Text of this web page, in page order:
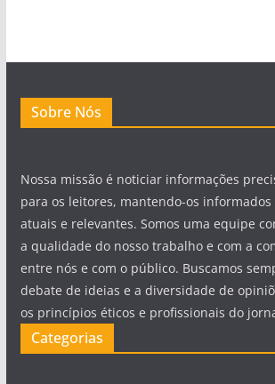
Sobre Nós
Nossa missão é noticiar informações
para os leitores, mantendo-os informados
atuais e relevantes. Somos uma equipe
a qualidade do nosso trabalho e com a
entre nós e com o público. Buscamos
debate de ideias e a diversidade de
os princípios éticos e profissionais do
Categorias